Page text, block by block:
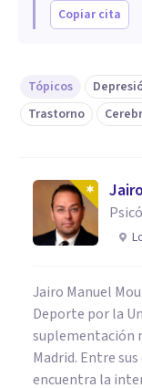
Copiar cita
Tópicos
Trastorno
Jairo Manuel
Deporte por la
suplementación
Madrid. Entre
encuentra la